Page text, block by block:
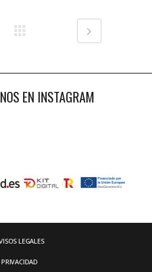
EN INSTAGRAM
LEGALES
PRIVACIDAD